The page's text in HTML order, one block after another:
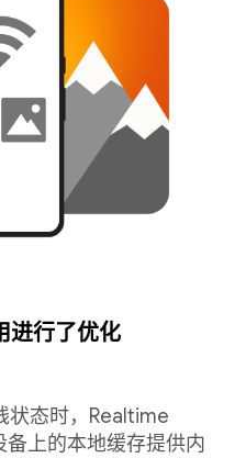
进行了优化
状态时，Realtime
备上的本地缓存提供内